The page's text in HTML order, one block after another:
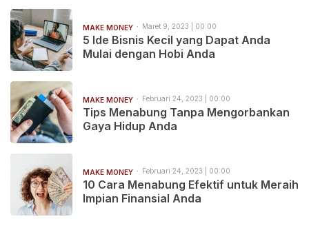
MAKE MONEY Maret 9, 2023 | 00:00
5 Ide Bisnis Kecil yang Dapat Anda
Mulai dengan Hobi Anda
MAKE MONEY Februari 24, 2023 | 00:00
Tips Menabung Tanpa Mengorbankan
Gaya Hidup Anda
MAKE MONEY Februari 24, 2023 | 00:00
10 Cara Menabung Efektif untuk Meraih
Impian Finansial Anda